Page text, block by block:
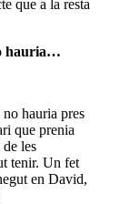
que a la resta
hauria…
no hauria pres
que prenia
les
tenir. Un fet
en David,